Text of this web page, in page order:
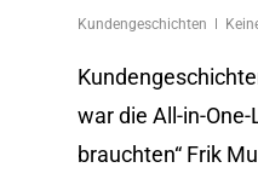
Kundengeschichten
war die All-in-
brauchten“ Frik